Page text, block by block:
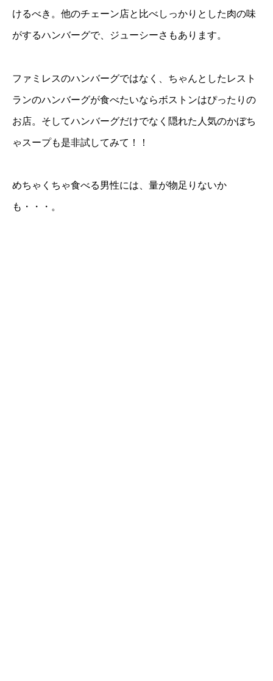
けるべき。他のチェーン店と比べしっかりとした肉の味
がするハンバーグで、ジューシーさもあります。
ファミレスのハンバーグではなく、ちゃんとしたレスト
ランのハンバーグが食べたいならボストンはぴったりの
お店。そしてハンバーグだけでなく隠れた人気のかぼち
ゃスープも是非試してみて！！
めちゃくちゃ食べる男性には、量が物足りないか
も・・・。